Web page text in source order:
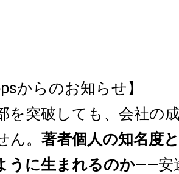
からのお知らせ】
を突破しても、会社の
ん。 著者個人の知名度
うに生まれるのか——安